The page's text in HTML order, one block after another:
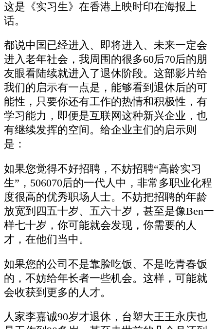
这是《实习生》在香港上映时印在海报上
话。
都说中国已经进入、即将进入、未来一定会
进入老年社会，我周围的很多60后70后的朋
友眼看陆续就进入了退休阶段。这部影片给
我们的启示有一点是，能够看到退休后的可
能性，只要你还有工作的热情和积极性，有
学习能力，即便是互联网这种新兴企业，也
有继续发挥的空间。给企业主们的启示则
是：
如果您觉得不好招聘，不妨招聘“高龄实习
生”，506070后的一代人中，非常多职业化程
度很高的优秀职场人士。不妨把招聘的年龄
放宽到四五十岁、五六十岁，甚至是像Ben一
样七十岁，你可能就会发现，你需要的人
才，在他们当中。
如果您的公司不是靠脸吃饭、不是吃青春饭
的，不妨给年长者一些机会。这样，可能就
会收获到更多的人才。
人家李嘉诚90岁才退休，台塑大王王永庆也